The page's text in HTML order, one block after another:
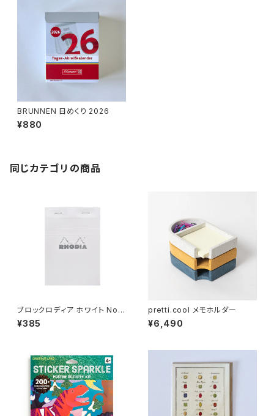
BRUNNEN 日めくり 2026
¥880
同じカテゴリの商品
ブロックロディア ホワイト No.1
3
¥385
pretti.cool メモホルダー
¥6,490